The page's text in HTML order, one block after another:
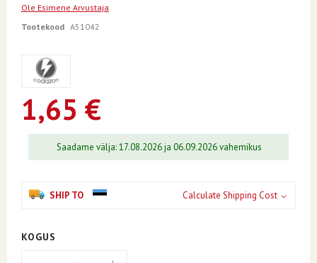
of
images
Ole Esimene Arvustaja
Tootekood A51042
1,65 €
Saadame välja: 17.08.2026 ja 06.09.2026 vahemikus
SHIP TO Calculate Shipping Cost
KOGUS